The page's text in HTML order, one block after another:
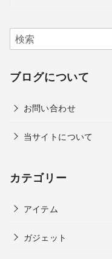
ブログについて
お問い合わせ
当サイトについて
カテゴリー
アイテム
ガジェット